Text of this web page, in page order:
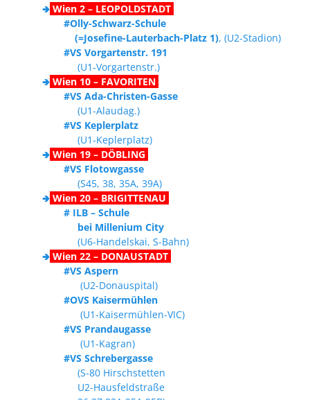
🢂 Wien 2 – LEOPOLDSTADT
#Olly-Schwarz-Schule
(=Josefine-Lauterbach-Platz 1), (U2-Stadion)
#VS Vorgartenstr. 191
(U1-Vorgartenstr.)
🢂 Wien 10 – FAVORITEN
#VS Ada-Christen-Gasse
(U1-Alaudag.)
#VS Keplerplatz
(U1-Keplerplatz)
🢂 Wien 19 – DÖBLING
#VS Flotowgasse
(S45, 38, 35A, 39A)
🢂 Wien 20 – BRIGITTENAU
# ILB – Schule
bei Millenium City
(U6-Handelskai, S-Bahn)
🢂 Wien 22 – DONAUSTADT
#VS Aspern
(U2-Donauspital)
#OVS Kaisermühlen
(U1-Kaisermühlen-VIC)
#VS Prandaugasse
(U1-Kagran)
#VS Schrebergasse
(S-80 Hirschstetten
U2-Hausfeldstraße